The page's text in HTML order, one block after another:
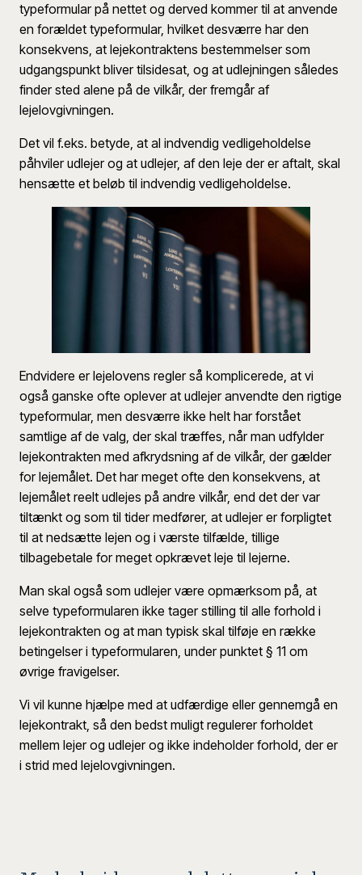
typeformular på nettet og derved kommer til at anvende
en forældet typeformular, hvilket desværre har den
konsekvens, at lejekontraktens bestemmelser som
udgangspunkt bliver tilsidesat, og at udlejningen således
finder sted alene på de vilkår, der fremgår af
lejelovgivningen.
Det vil f.eks. betyde, at al indvendig vedligeholdelse
påhviler udlejer og at udlejer, af den leje der er aftalt, skal
hensætte et beløb til indvendig vedligeholdelse.
Endvidere er lejelovens regler så komplicerede, at vi
også ganske ofte oplever at udlejer anvendte den rigtige
typeformular, men desværre ikke helt har forstået
samtlige af de valg, der skal træffes, når man udfylder
lejekontrakten med afkrydsning af de vilkår, der gælder
for lejemålet. Det har meget ofte den konsekvens, at
lejemålet reelt udlejes på andre vilkår, end det der var
tiltænkt og som til tider medfører, at udlejer er forpligtet
til at nedsætte lejen og i værste tilfælde, tillige
tilbagebetale for meget opkrævet leje til lejerne.
Man skal også som udlejer være opmærksom på, at
selve typeformularen ikke tager stilling til alle forhold i
lejekontrakten og at man typisk skal tilføje en række
betingelser i typeformularen, under punktet § 11 om
øvrige fravigelser.
Vi vil kunne hjælpe med at udfærdige eller gennemgå en
lejekontrakt, så den bedst muligt regulerer forholdet
mellem lejer og udlejer og ikke indeholder forhold, der er
i strid med lejelovgivningen.